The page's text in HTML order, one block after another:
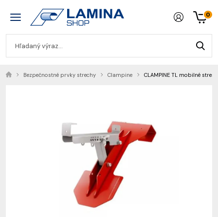
0
Bezpečnostné prvky strechy Clampine CLAMPINE TL mobilné